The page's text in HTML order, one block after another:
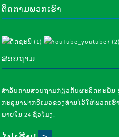
ຕິດຕາມພວກເຮົາ
ສອບຖາມ
ສຳລັບການສອບຖາມກ່ຽວກັບຜະລິດຕະພັນ
ກະລຸນາຝາກອີເມວຂອງທ່ານໄວ້ໃຫ້ພວກເ
ພາຍໃນ 24 ຊົ່ວໂມງ.